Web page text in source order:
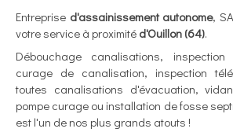
Entreprise d'assainissement autonome,
votre service à proximité d'Ouillon (64).
Débouchage canalisations,
curage de canalisation, inspection
toutes canalisations d'évacuation,
pompe curage ou installation de fosse
est l'un de nos plus grands atouts !